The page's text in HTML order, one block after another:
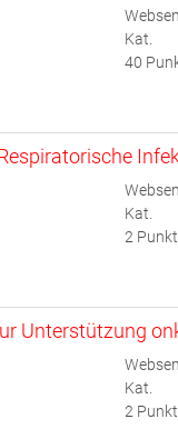
Kat.
40
Kat.
2
Unterstützung
Kat.
2